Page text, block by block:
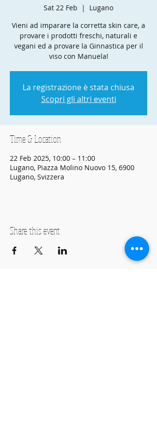
Sat 22 Feb
  |
Lugano
Vieni ad imparare la corretta skin care, a
provare i prodotti freschi, naturali e
vegani ed a provare la Ginnastica per il
viso con Manuela!
La registrazione è stata chiusa
Scopri gli altri eventi
Time & Location
22 Feb 2025, 10:00 – 11:00
Lugano, Piazza Molino Nuovo 15, 6900
Lugano, Svizzera
Share this event